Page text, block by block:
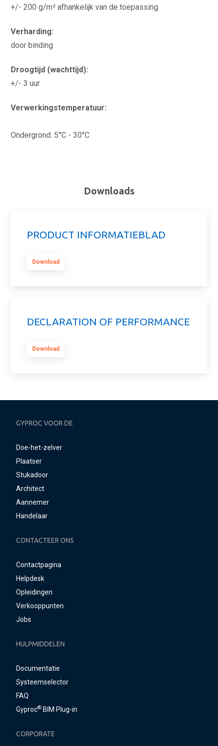
+/- 200 g/m² afhankelijk van de toepassing
Verharding:
door binding
Droogtijd (wachttijd):
+/- 3 uur
Verwerkingstemperatuur:
Ondergrond: 5°C - 30°C
Downloads
PRODUCT INFORMATIEBLAD
Download
DECLARATION OF PERFORMANCE
Download
GYPROC VOOR DE
Doe-het-zelver
Plaatser
Stukadoor
Architect
Aannemer
Handelaar
CONTACTEER ONS
Contactpagina
Helpdesk
Opleidingen
Verkooppunten
Jobs
HULPMIDDELEN
Documentatie
Systeemselector
FAQ
Gyproc® BIM Plug-in
CORPORATE